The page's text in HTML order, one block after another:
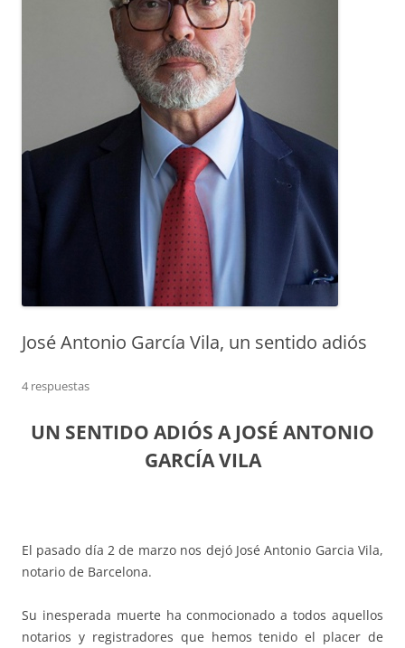
José Antonio García Vila, un sentido adiós
4 respuestas
UN SENTIDO ADIÓS A JOSÉ ANTONIO
GARCÍA VILA
El pasado día 2 de marzo nos dejó José Antonio Garcia Vila,
notario de Barcelona.
Su inesperada muerte ha conmocionado a todos aquellos
notarios y registradores que hemos tenido el placer de